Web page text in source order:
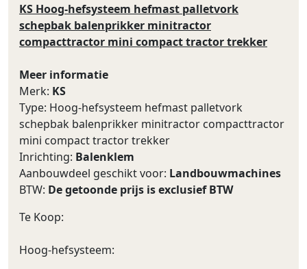
KS Hoog-hefsysteem hefmast palletvork
schepbak balenprikker minitractor
compacttractor mini compact tractor trekker
Meer informatie
Merk: KS
Type: Hoog-hefsysteem hefmast palletvork
schepbak balenprikker minitractor compacttractor
mini compact tractor trekker
Inrichting: Balenklem
Aanbouwdeel geschikt voor: Landbouwmachines
BTW: De getoonde prijs is exclusief BTW
Te Koop:
Hoog-hefsysteem: